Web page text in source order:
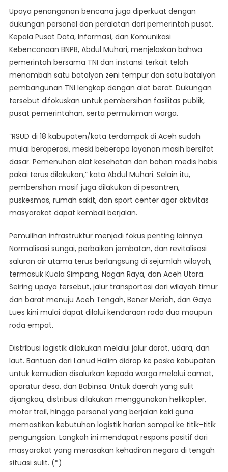
Upaya penanganan bencana juga diperkuat dengan
dukungan personel dan peralatan dari pemerintah pusat.
Kepala Pusat Data, Informasi, dan Komunikasi
Kebencanaan BNPB, Abdul Muhari, menjelaskan bahwa
pemerintah bersama TNI dan instansi terkait telah
menambah satu batalyon zeni tempur dan satu batalyon
pembangunan TNI lengkap dengan alat berat. Dukungan
tersebut difokuskan untuk pembersihan fasilitas publik,
pusat pemerintahan, serta permukiman warga.
“RSUD di 18 kabupaten/kota terdampak di Aceh sudah
mulai beroperasi, meski beberapa layanan masih bersifat
dasar. Pemenuhan alat kesehatan dan bahan medis habis
pakai terus dilakukan,” kata Abdul Muhari. Selain itu,
pembersihan masif juga dilakukan di pesantren,
puskesmas, rumah sakit, dan sport center agar aktivitas
masyarakat dapat kembali berjalan.
Pemulihan infrastruktur menjadi fokus penting lainnya.
Normalisasi sungai, perbaikan jembatan, dan revitalisasi
saluran air utama terus berlangsung di sejumlah wilayah,
termasuk Kuala Simpang, Nagan Raya, dan Aceh Utara.
Seiring upaya tersebut, jalur transportasi dari wilayah timur
dan barat menuju Aceh Tengah, Bener Meriah, dan Gayo
Lues kini mulai dapat dilalui kendaraan roda dua maupun
roda empat.
Distribusi logistik dilakukan melalui jalur darat, udara, dan
laut. Bantuan dari Lanud Halim didrop ke posko kabupaten
untuk kemudian disalurkan kepada warga melalui camat,
aparatur desa, dan Babinsa. Untuk daerah yang sulit
dijangkau, distribusi dilakukan menggunakan helikopter,
motor trail, hingga personel yang berjalan kaki guna
memastikan kebutuhan logistik harian sampai ke titik-titik
pengungsian. Langkah ini mendapat respons positif dari
masyarakat yang merasakan kehadiran negara di tengah
situasi sulit. (*)